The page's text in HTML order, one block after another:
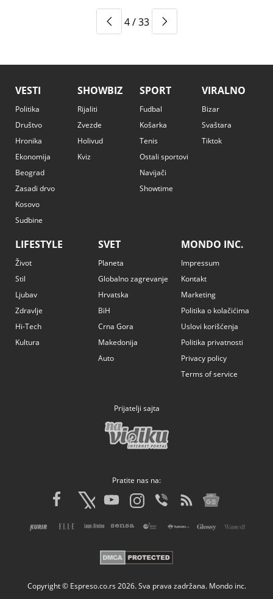
4 / 33
VESTI
Politika
Društvo
Hronika
Ekonomija
Beograd
Zasadi drvo
Kosovo
Sudbine
SHOWBIZ
Rijaliti
Zvezde
Holivud
Kviz
SPORT
Fudbal
Košarka
Tenis
Ostali sportovi
Navijači
Showtime
VIRALNO
Bizar
Svaštara
Tiktok
LIFESTYLE
Život
Stil
Ljubav
Zdravlje
Hi-Tech
Kultura
SVET
Planeta
Globalno zagrevanje
Hrvatska
BiH
Crna Gora
Makedonija
Auto
MONDO INC.
Impressum
Kontakt
Marketing
Politika o kolačićima
Uslovi korišćenja
Politika privatnosti
Privacy policy
Terms of service
Prijatelji sajta
Pratite nas na:
Copyright © Espreso.co.rs 2026. Sva prava zadržana. Mondo inc.